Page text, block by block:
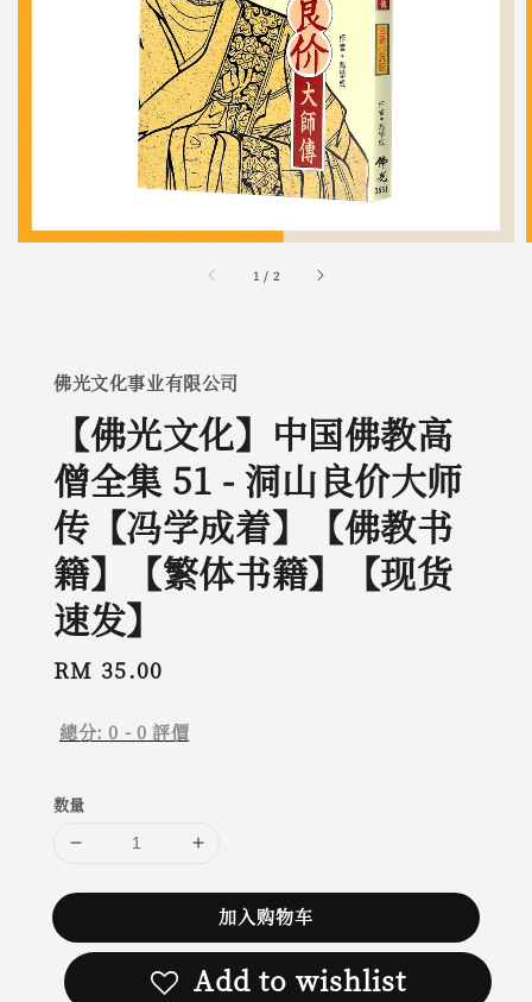
1 / 2
佛光文化事业有限公司
【佛光文化】中国佛教高
僧全集 51 - 洞山良价大师
传【冯学成着】【佛教书
籍】【繁体书籍】【现货
速发】
Regular
RM 35.00
總分:0 - 0 評價
数量
加入购物车
Add to wishlist